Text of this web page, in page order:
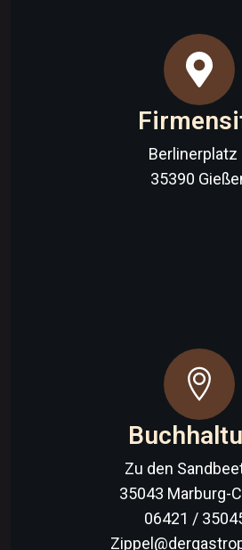
Berlinerplatz
35390
Zu den
35043 Marburg-
06421 /